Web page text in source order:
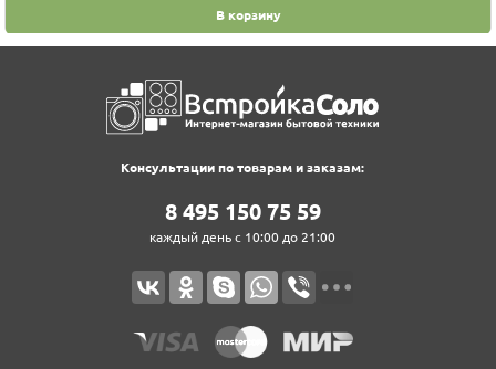
В корзину
Консультации по товарам и заказам:
8‍ 4‍9‍5‍ 1‍5‍0‍ 7‍5‍ 5‍9‍
каждый день с 10:00 до 21:00